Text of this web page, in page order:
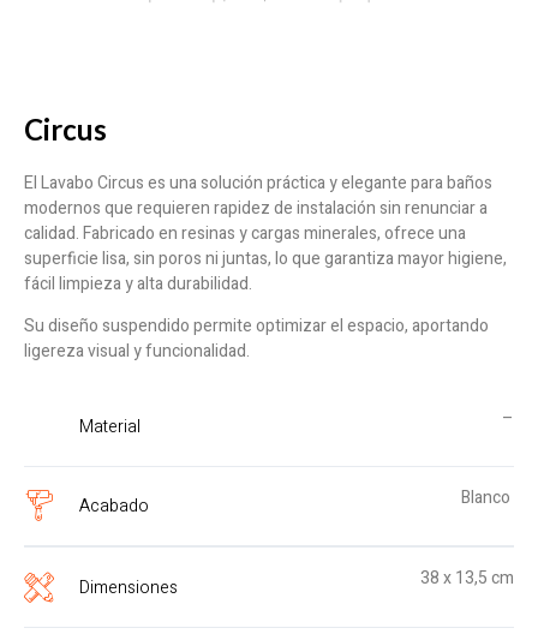
Circus
El Lavabo Circus es una solución práctica y elegante para baños
modernos que requieren rapidez de instalación sin renunciar a
calidad. Fabricado en resinas y cargas minerales, ofrece una
superficie lisa, sin poros ni juntas, lo que garantiza mayor higiene,
fácil limpieza y alta durabilidad.
Su diseño suspendido permite optimizar el espacio, aportando
ligereza visual y funcionalidad.
Material –
Acabado Blanco
Dimensiones 38 x 13,5 cm